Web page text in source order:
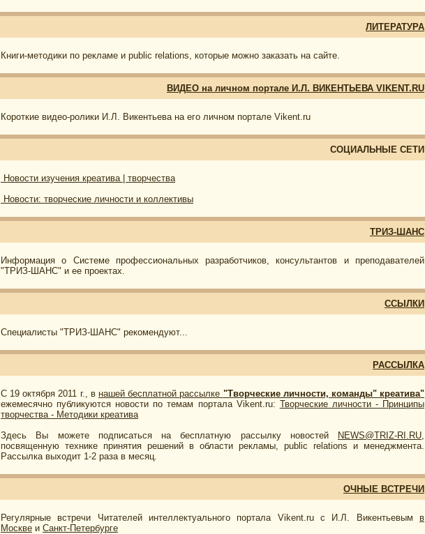
ЛИТЕРАТУРА
Книги-методики по рекламе и public relations, которые можно заказать на сайте.
ВИДЕО на личном портале И.Л. ВИКЕНТЬЕВА VIKENT.RU
Короткие видео-ролики И.Л. Викентьева на его личном портале Vikent.ru
СОЦИАЛЬНЫЕ СЕТИ
Новости изучения креатива | творчества
Новости: творческие личности и коллективы
ТРИЗ-ШАНС
Информация о Системе профессиональных разработчиков, консультантов и преподавателей
"ТРИЗ-ШАНС" и ее проектах.
ССЫЛКИ
Специалисты "ТРИЗ-ШАНС" рекомендуют...
РАССЫЛКА
С 19 октября 2011 г., в нашей бесплатной рассылке "Творческие личности, команды" креатива"
ежемесячно публикуются новости по темам портала Vikent.ru: Творческие личности - Принципы
творчества - Методики креатива
Здесь Вы можете подписаться на бесплатную рассылку новостей
NEWS@TRIZ-RI.RU,
посвященную технике принятия решений в области рекламы, public relations и менеджмента.
Рассылка выходит 1-2 раза в месяц.
ОЧНЫЕ ВСТРЕЧИ
Регулярные встречи Читателей интеллектуального портала Vikent.ru c И.Л. Викентьевым в
Москве и Санкт-Петербурге